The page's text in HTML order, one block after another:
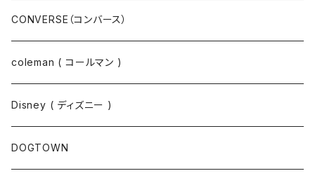
ジャケット
コート
ポロシャツ
パンツ
スウェットパンツ
パーカー
スウェット
Tシャツ
CONVERSE（コンバース）
coleman ( コールマン )
Disney ( ディズニー )
DOGTOWN